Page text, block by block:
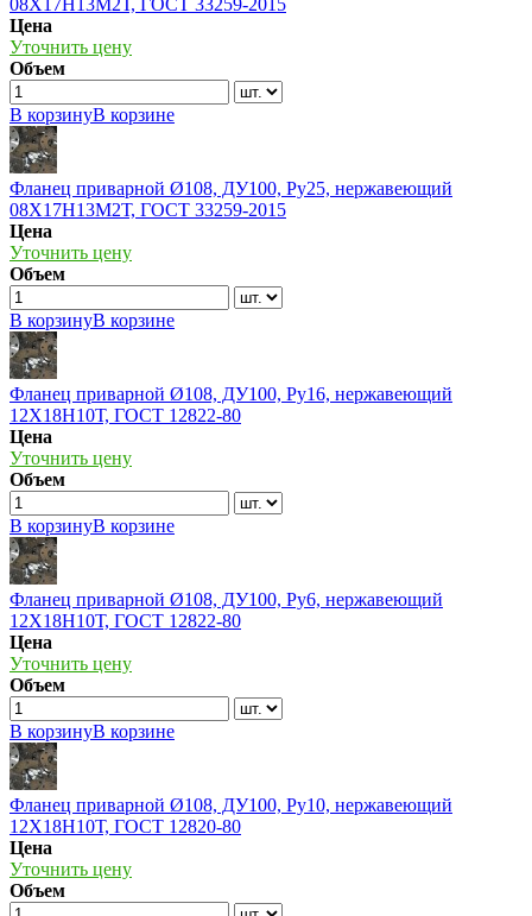
Цена
Уточнить цену
Объем
В корзинуВ корзине
Фланец приварной Ø108, ДУ100, Ру25, нержавеющий
08Х17Н13М2Т, ГОСТ 33259-2015
Цена
Уточнить цену
Объем
В корзинуВ корзине
Фланец приварной Ø108, ДУ100, Ру16, нержавеющий
12Х18Н10Т, ГОСТ 12822-80
Цена
Уточнить цену
Объем
В корзинуВ корзине
Фланец приварной Ø108, ДУ100, Ру6, нержавеющий
12Х18Н10Т, ГОСТ 12822-80
Цена
Уточнить цену
Объем
В корзинуВ корзине
Фланец приварной Ø108, ДУ100, Ру10, нержавеющий
12Х18Н10Т, ГОСТ 12820-80
Цена
Уточнить цену
Объем